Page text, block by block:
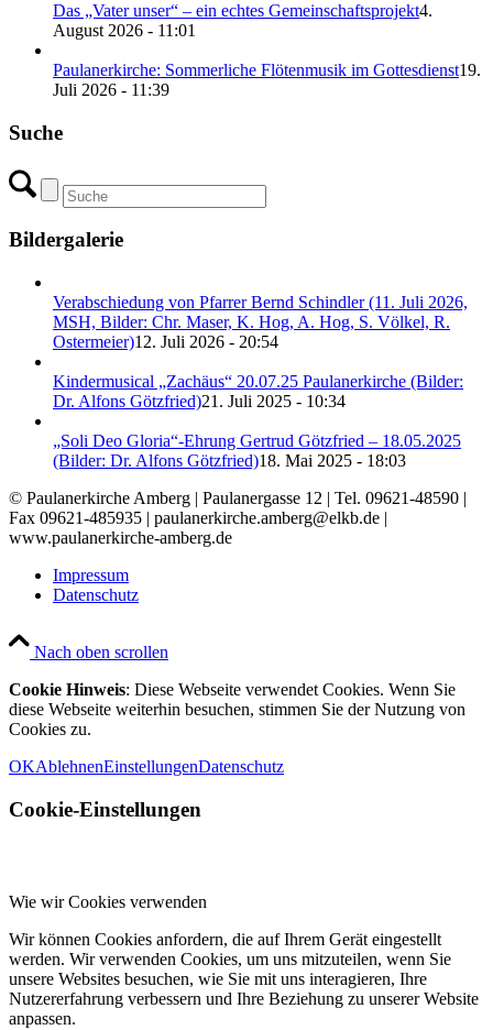
Das „Vater unser“ – ein echtes Gemeinschaftsprojekt4.
August 2026 - 11:01
Paulanerkirche: Sommerliche Flötenmusik im Gottesdienst19.
Juli 2026 - 11:39
Suche
Bildergalerie
Verabschiedung von Pfarrer Bernd Schindler (11. Juli 2026,
MSH, Bilder: Chr. Maser, K. Hog, A. Hog, S. Völkel, R.
Ostermeier)12. Juli 2026 - 20:54
Kindermusical „Zachäus“ 20.07.25 Paulanerkirche (Bilder:
Dr. Alfons Götzfried)21. Juli 2025 - 10:34
„Soli Deo Gloria“-Ehrung Gertrud Götzfried – 18.05.2025
(Bilder: Dr. Alfons Götzfried)18. Mai 2025 - 18:03
© Paulanerkirche Amberg | Paulanergasse 12 | Tel. 09621-48590 |
Fax 09621-485935 | paulanerkirche.amberg@elkb.de |
www.paulanerkirche-amberg.de
Impressum
Datenschutz
Nach oben scrollen
Cookie Hinweis: Diese Webseite verwendet Cookies. Wenn Sie
diese Webseite weiterhin besuchen, stimmen Sie der Nutzung von
Cookies zu.
OKAblehnenEinstellungenDatenschutz
Cookie-Einstellungen
Wie wir Cookies verwenden
Wir können Cookies anfordern, die auf Ihrem Gerät eingestellt
werden. Wir verwenden Cookies, um uns mitzuteilen, wenn Sie
unsere Websites besuchen, wie Sie mit uns interagieren, Ihre
Nutzererfahrung verbessern und Ihre Beziehung zu unserer Website
anpassen.